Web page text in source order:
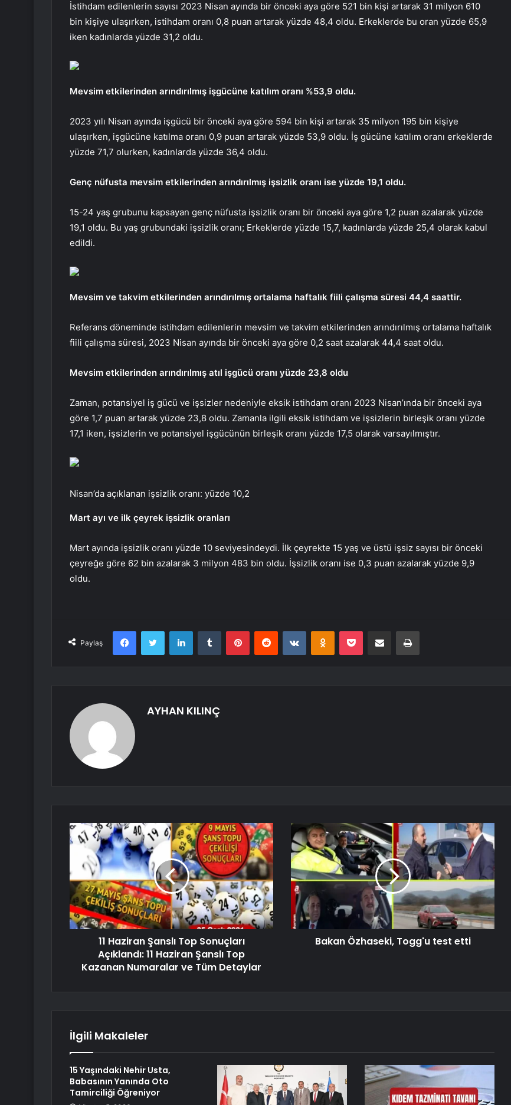
İstihdam edilenlerin sayısı 2023 Nisan ayında bir önceki aya göre 521 bin kişi artarak 31 milyon 610
bin kişiye ulaşırken, istihdam oranı 0,8 puan artarak yüzde 48,4 oldu. Erkeklerde bu oran yüzde 65,9
iken kadınlarda yüzde 31,2 oldu.
Mevsim etkilerinden arındırılmış işgücüne katılım oranı %53,9 oldu.
2023 yılı Nisan ayında işgücü bir önceki aya göre 594 bin kişi artarak 35 milyon 195 bin kişiye
ulaşırken, işgücüne katılma oranı 0,9 puan artarak yüzde 53,9 oldu. İş gücüne katılım oranı erkeklerde
yüzde 71,7 olurken, kadınlarda yüzde 36,4 oldu.
Genç nüfusta mevsim etkilerinden arındırılmış işsizlik oranı ise yüzde 19,1 oldu.
15-24 yaş grubunu kapsayan genç nüfusta işsizlik oranı bir önceki aya göre 1,2 puan azalarak yüzde
19,1 oldu. Bu yaş grubundaki işsizlik oranı; Erkeklerde yüzde 15,7, kadınlarda yüzde 25,4 olarak kabul
edildi.
Mevsim ve takvim etkilerinden arındırılmış ortalama haftalık fiili çalışma süresi 44,4 saattir.
Referans döneminde istihdam edilenlerin mevsim ve takvim etkilerinden arındırılmış ortalama haftalık
fiili çalışma süresi, 2023 Nisan ayında bir önceki aya göre 0,2 saat azalarak 44,4 saat oldu.
Mevsim etkilerinden arındırılmış atıl işgücü oranı yüzde 23,8 oldu
Zaman, potansiyel iş gücü ve işsizler nedeniyle eksik istihdam oranı 2023 Nisan’ında bir önceki aya
göre 1,7 puan artarak yüzde 23,8 oldu. Zamanla ilgili eksik istihdam ve işsizlerin birleşik oranı yüzde
17,1 iken, işsizlerin ve potansiyel işgücünün birleşik oranı yüzde 17,5 olarak varsayılmıştır.
Nisan’da açıklanan işsizlik oranı: yüzde 10,2
Mart ayı ve ilk çeyrek işsizlik oranları
Mart ayında işsizlik oranı yüzde 10 seviyesindeydi. İlk çeyrekte 15 yaş ve üstü işsiz sayısı bir önceki
çeyreğe göre 62 bin azalarak 3 milyon 483 bin oldu. İşsizlik oranı ise 0,3 puan azalarak yüzde 9,9
oldu.
Paylaş
FacebookTwitter LinkedInTumblr PinterestReddit VKontakteOdnoklassniki
Pocket E-Posta ile paylaş Yazdır
AYHAN KILINÇ
11 Haziran Şanslı Top Sonuçları
Açıklandı: 11 Haziran Şanslı Top
Kazanan Numaralar ve Tüm Detaylar
Bakan Özhaseki, Togg'u test etti
İlgili Makaleler
15 Yaşındaki Nehir Usta,
Babasının Yanında Oto
Tamirciliği Öğreniyor